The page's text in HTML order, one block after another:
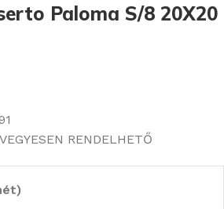
Paloma S/8 20X20
RENDELHETŐ